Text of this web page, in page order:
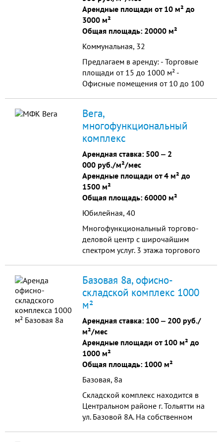
Арендные площади от 10 м² до
3000 м²
Общая площадь: 20000 м²
Коммунальная, 32
Предлагаем в аренду: - Торговые
площади от 15 до 1000 м² -
Офисные помещения от 10 до 100
Вега,
многофункциональный
комплекс
Арендная ставка: 500 ‒ 2
000 руб./м²/мес
Арендные площади от 4 м² до
1500 м²
Общая площадь: 60000 м²
Юбилейная, 40
Многофункциональный торгово-
деловой центр c широчайшим
спектром услуг. 3 этажа торгового
Базовая 8а, офисно-
складской комплекс 1000
м²
Арендная ставка: 100 ‒ 200 руб./
м²/мес
Арендные площади от 100 м² до
1000 м²
Общая площадь: 1000 м²
Базовая, 8а
Складской комплекс находится в
Центральном районе г. Тольятти на
ул. Базовой 8А. На собственном